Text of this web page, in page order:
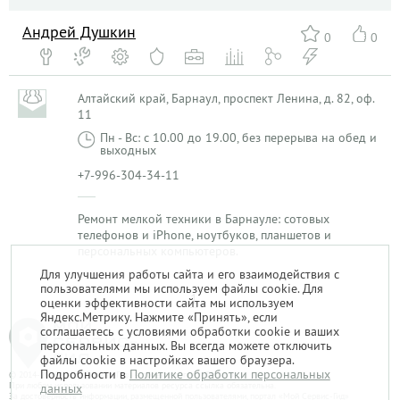
0 0
Андрей Душкин
Алтайский край, Барнаул, проспект Ленина, д. 82, оф.
11
Пн - Вс: с 10.00 до 19.00, без перерыва на обед и
выходных
+7-996-304-34-11
Ремонт мелкой техники в Барнауле: сотовых
телефонов и iPhone, ноутбуков, планшетов и
персональных компьютеров.
1
© 2014-2026. «Мой Сервис-Гид» – проект группы «Текарт».
При любом использовании материалов ресурса ссылка обязательна.
За достоверность информации, размещенной пользователями, портал «Мой Сервис-Гид»
Для улучшения работы сайта и его взаимодействия с
пользователями мы используем файлы cookie. Для
оценки эффективности сайта мы используем
Яндекс.Метрику. Нажмите «Принять», если
соглашаетесь с условиями обработки cookie и ваших
персональных данных. Вы всегда можете отключить
файлы cookie в настройках вашего браузера.
Подробности в Политике обработки персональных
данных